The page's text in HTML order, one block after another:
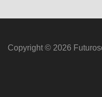
Copyright © 2026